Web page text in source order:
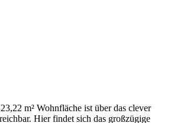
m² Wohnfläche ist über das clever
Hier findet sich das großzügige